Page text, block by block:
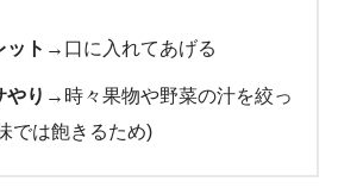
ット →口に入れてあげる
やり →時々果物や野菜の汁を絞っ
では飽きるため)